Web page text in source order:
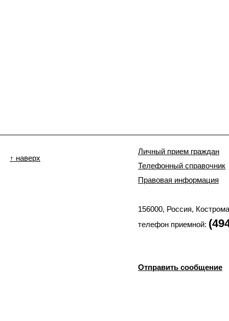
↑ наверх
Личный прием граждан
Телефонный справочник
Правовая информация
156000, Россия,
телефон приемной:
Отправить сообщение